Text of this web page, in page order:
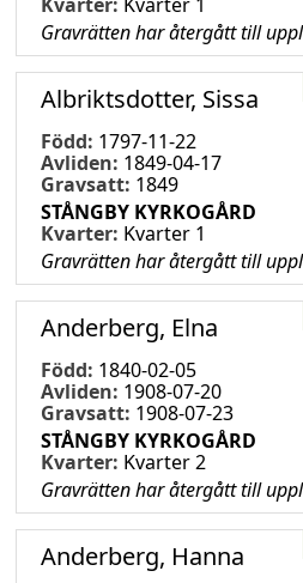
Gravrätten har återgått till
Albriktsdotter, Sissa
Född: 1797-11-22
Avliden: 1849-04-17
Gravsatt: 1849
STÅNGBY KYRKOGÅRD
Kvarter: Kvarter 1
Gravrätten har återgått till
Anderberg, Elna
Född: 1840-02-05
Avliden: 1908-07-20
Gravsatt: 1908-07-23
STÅNGBY KYRKOGÅRD
Kvarter: Kvarter 2
Gravrätten har återgått till
Anderberg, Hanna